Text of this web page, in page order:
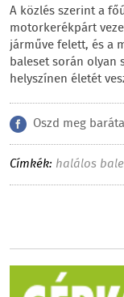
A közlés szerint a
motorkerékpárt
járműve felett, és a
baleset során olyan
helyszínen életét
Oszd meg
Címkék: halálos